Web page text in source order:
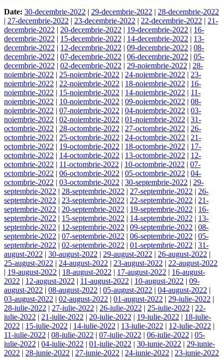
Date: 30-decembrie-2022 | 29-decembrie-2022 | 28-decembrie-2022
| 27-decembrie-2022 | 23-decembrie-2022 | 22-decembrie-2022 | 21-
decembrie-2022 | 20-decembrie-2022 | 19-decembrie-2022 | 16-
decembrie-2022 | 15-decembrie-2022 | 14-decembrie-2022 | 13-
decembrie-2022 | 12-decembrie-2022 | 09-decembrie-2022 | 08-
decembrie-2022 | 07-decembrie-2022 | 06-decembrie-2022 | 05-
decembrie-2022 | 02-decembrie-2022 | 29-noiembrie-2022 | 28-
noiembrie-2022 | 25-noiembrie-2022 | 24-noiembrie-2022 | 23-
noiembrie-2022 | 22-noiembrie-2022 | 18-noiembrie-2022 | 16-
noiembrie-2022 | 15-noiembrie-2022 | 14-noiembrie-2022 | 11-
noiembrie-2022 | 10-noiembrie-2022 | 09-noiembrie-2022 | 08-
noiembrie-2022 | 07-noiembrie-2022 | 04-noiembrie-2022 | 03-
noiembrie-2022 | 02-noiembrie-2022 | 01-noiembrie-2022 | 31-
octombrie-2022 | 28-octombrie-2022 | 27-octombrie-2022 | 26-
octombrie-2022 | 25-octombrie-2022 | 24-octombrie-2022 | 21-
octombrie-2022 | 19-octombrie-2022 | 18-octombrie-2022 | 17-
octombrie-2022 | 14-octombrie-2022 | 13-octombrie-2022 | 12-
octombrie-2022 | 11-octombrie-2022 | 10-octombrie-2022 | 07-
octombrie-2022 | 06-octombrie-2022 | 05-octombrie-2022 | 04-
octombrie-2022 | 03-octombrie-2022 | 30-septembrie-2022 | 29-
septembrie-2022 | 28-septembrie-2022 | 27-septembrie-2022 | 26-
septembrie-2022 | 23-septembrie-2022 | 22-septembrie-2022 | 21-
septembrie-2022 | 20-septembrie-2022 | 19-septembrie-2022 | 16-
septembrie-2022 | 15-septembrie-2022 | 14-septembrie-2022 | 13-
septembrie-2022 | 12-septembrie-2022 | 09-septembrie-2022 | 08-
septembrie-2022 | 07-septembrie-2022 | 06-septembrie-2022 | 05-
septembrie-2022 | 02-septembrie-2022 | 01-septembrie-2022 | 31-
august-2022 | 30-august-2022 | 29-august-2022 | 26-august-2022 |
25-august-2022 | 24-august-2022 | 23-august-2022 | 22-august-2022
| 19-august-2022 | 18-august-2022 | 17-august-2022 | 16-august-
2022 | 12-august-2022 | 11-august-2022 | 10-august-2022 | 09-
august-2022 | 08-august-2022 | 05-august-2022 | 04-august-2022 |
03-august-2022 | 02-august-2022 | 01-august-2022 | 29-iulie-2022 |
28-iulie-2022 | 27-iulie-2022 | 26-iulie-2022 | 25-iulie-2022 | 22-
iulie-2022 | 21-iulie-2022 | 20-iulie-2022 | 19-iulie-2022 | 18-iulie-
2022 | 15-iulie-2022 | 14-iulie-2022 | 13-iulie-2022 | 12-iulie-2022 |
11-iulie-2022 | 08-iulie-2022 | 07-iulie-2022 | 06-iulie-2022 | 05-
iulie-2022 | 04-iulie-2022 | 01-iulie-2022 | 30-iunie-2022 | 29-iunie-
2022 | 28-iunie-2022 | 27-iunie-2022 | 24-iunie-2022 | 23-iunie-2022